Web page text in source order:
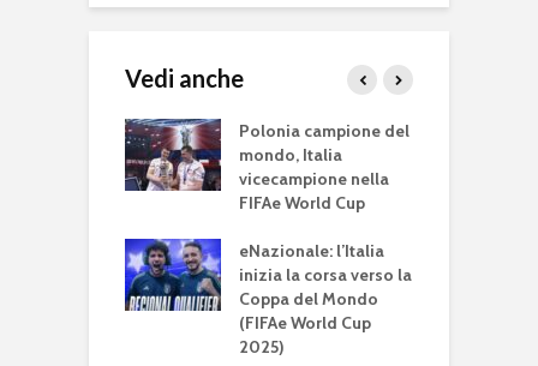
Vedi anche
Polonia campione del
mondo, Italia
vicecampione nella
FIFAe World Cup
eNazionale: l’Italia
inizia la corsa verso la
Coppa del Mondo
(FIFAe World Cup
2025)